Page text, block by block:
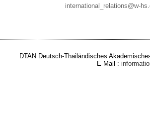
international_relations@w-
DTAN Deutsch-Thailändisches
E-Mail :